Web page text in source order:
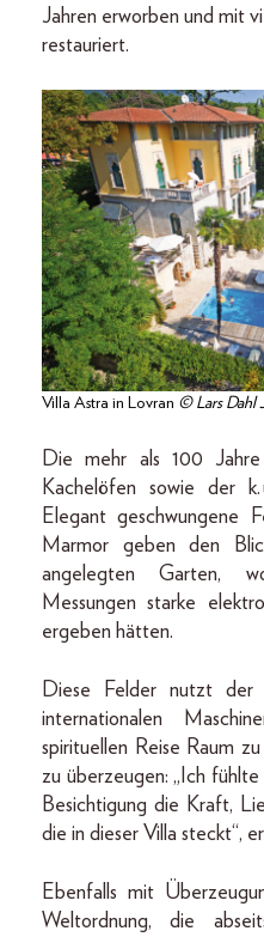
Jahren erworben und mit
restauriert.
Villa Astra in Lovran © Lars Dahl
Die mehr als 100
Kachelöfen sowie der k.
Elegant geschwungene
Marmor geben den
angelegten Garten,
Messungen starke
ergeben hätten.
Diese Felder nutzt der
internationalen
spirituellen Reise Raum
zu überzeugen: „Ich
Besichtigung die Kraft,
die in dieser Villa steckt“,
Ebenfalls mit
Weltordnung, die